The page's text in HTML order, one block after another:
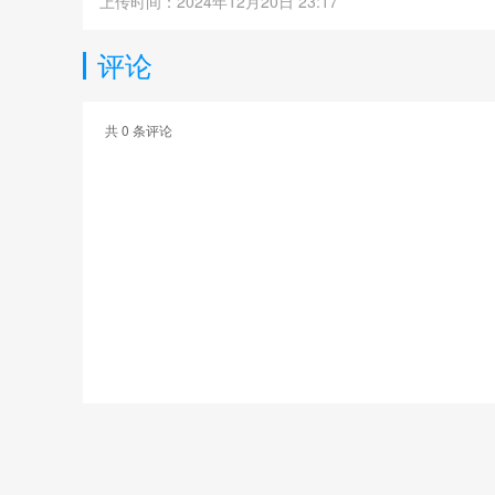
评论
共0 条评论